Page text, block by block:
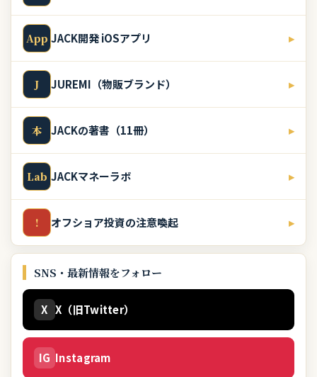
App JACK開発 iOSアプリ ▸
J JUREMI（物販ブランド） ▸
本 JACKの著書（11冊） ▸
Lab JACKマネーラボ ▸
! オフショア投資の注意喚起 ▸
SNS・最新情報をフォロー
X X（旧Twitter）
IG Instagram